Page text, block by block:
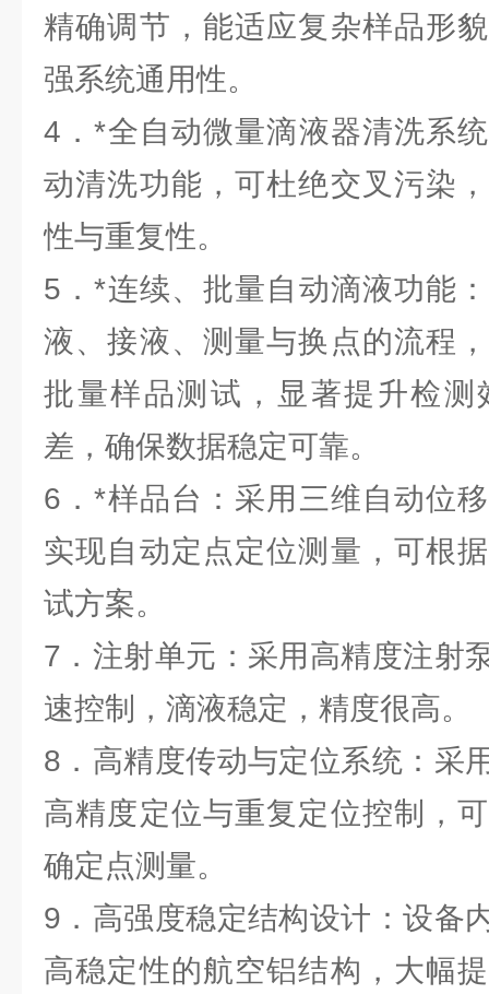
精确调节，能适应复杂样品形
强系统通用性。
4．*全自动微量滴液器清洗系
动清洗功能，可杜绝交叉污染
性与重复性。
5．*连续、批量自动滴液功能
液、接液、测量与换点的流程
批量样品测试，显著提升检测
差，确保数据稳定可靠。
6．*样品台：采用三维自动位
实现自动定点定位测量，可根
试方案。
7．注射单元：采用高精度注射
速控制，滴液稳定，精度很高。
8．高精度传动与定位系统：采
高精度定位与重复定位控制，
确定点测量。
9．高强度稳定结构设计：设备
高稳定性的航空铝结构，大幅